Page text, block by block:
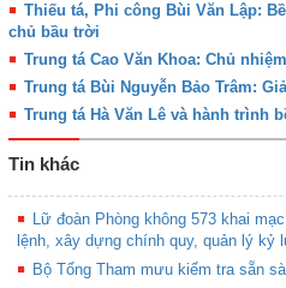
Thiếu tá, Phi công Bùi Văn Lập:
chủ bầu trời
Trung tá Cao Văn Khoa: Chủ
Trung tá Bùi Nguyễn Bảo Trâm:
Trung tá Hà Văn Lê và hành trình
Tin khác
Lữ đoàn Phòng không 573 khai
lệnh, xây dựng chính quy, quản lý kỷ
Bộ Tổng Tham mưu kiểm tra sẵn